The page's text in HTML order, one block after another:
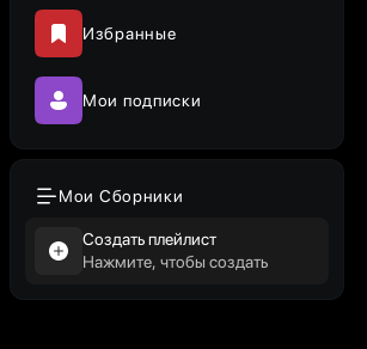
Избранные
Мои подписки
Мои Сборники
Создать плейлист
Нажмите, чтобы создать